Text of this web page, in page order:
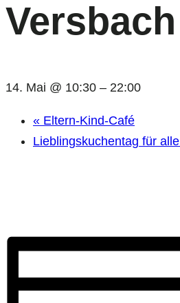
Versbach
14. Mai @ 10:30 – 22:00
« Eltern-Kind-Café
Lieblingskuchentag für alle